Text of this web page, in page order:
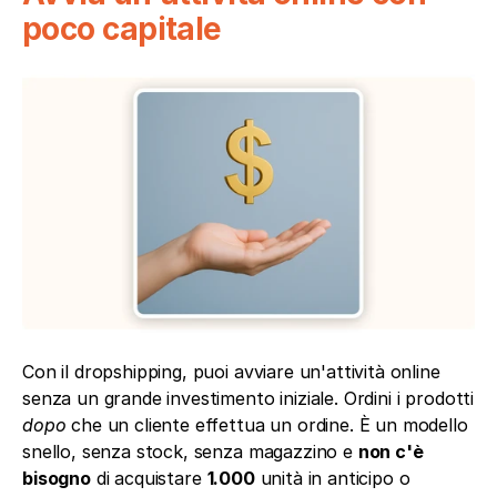
poco capitale
Con il dropshipping, puoi avviare un'attività online
dopo che un cliente effettua un ordine. È un modello
snello, senza stock, senza magazzino e non c'è
bisogno di acquistare 1.000 unità in anticipo o